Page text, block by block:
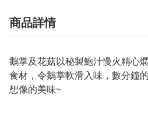
商品詳情
鵝掌及花菇以秘製鮑汁慢火精心
食材，令鵝掌軟滑入味，數分鐘
想像的美味~